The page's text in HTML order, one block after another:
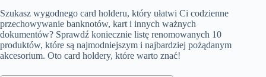
Szukasz wygodnego card holderu, który ułatwi Ci codzienne
przechowywanie banknotów, kart i innych ważnych
dokumentów? Sprawdź koniecznie listę renomowanych 10
produktów, które są najmodniejszym i najbardziej pożądanym
akcesorium. Oto card holdery, które warto znać!